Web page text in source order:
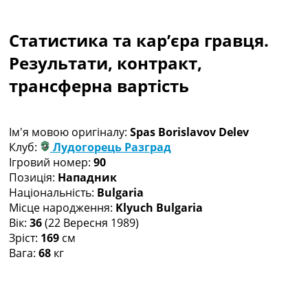
Чемпіонат Світу
Україна. Прем’єр-Ліга
Україна. Перша Ліга
Ліга Чемпіонів
Ще Турніри >>>
Таблиці
Чемпіонат Світу. Турнирні таблиці
Таблиця УПЛ
Перша Ліга
Таблиця АПЛ
Таблиця Ла Ліги
Таблиця Ліги Чемпіонів
Всі таблиці >>>
Статистика та кар’єра гравця.
Результати, контракт,
трансферна вартість
Ім'я мовою оригіналу: Spas Borislavov Delev
Клуб:
Лудогорець Разград
Ігровий номер: 90
Позиція: Нападник
Національність: Bulgaria
Місце народження: Klyuch Bulgaria
Вік: 36(22 Вересня 1989)
Зріст: 169 см
Вага: 68 кг